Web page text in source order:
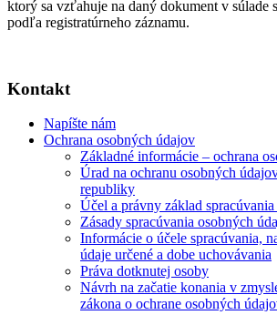
ktorý sa vzťahuje na daný dokument v súlade
podľa registratúrneho záznamu.
Kontakt
Napíšte nám
Ochrana osobných údajov
Základné informácie – ochrana
Úrad na ochranu osobných
republiky
Účel a právny základ
Zásady spracúvania osobných
Informácie o účele spracúvania,
údaje určené a dobe uchovávania
Práva dotknutej osoby
Návrh na začatie konania v
zákona o ochrane osobných